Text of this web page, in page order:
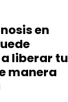
en
liberar tu
manera